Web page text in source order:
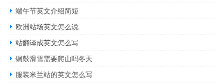
端午节英文介绍简短
欧洲站场英文怎么说
站翻译成英文怎么写
铜鼓滑雪需要爬山吗冬天
服装米兰站的英文怎么写